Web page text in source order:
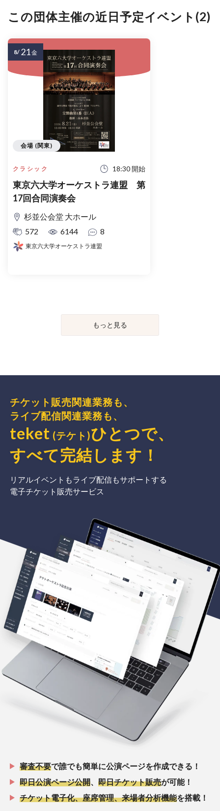
この団体主催の近日予定イベント(2)
クラシック 18:30 開始
東京六大学オーケストラ連盟 第
17回合同演奏会
杉並公会堂 大ホール
572
6144 8
東京六大学オーケストラ連盟
会場 (関東)
8/ 21金
もっと見る
チケット販売関連業務も、
ライブ配信関連業務も、
teket (テケト)ひとつで、
すべて完結 します ！
リアルイベントもライブ配信もサポートする
電子チケット販売サービス
審査不要で誰でも簡単に公演ページを作成できる！
即日公演ページ公開
即日チケット販売が可能！
チケット電子化、座席管理、来場者分析機能を搭載！